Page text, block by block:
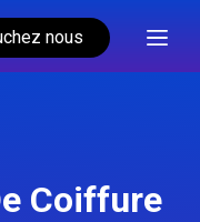
nous
Coiffure